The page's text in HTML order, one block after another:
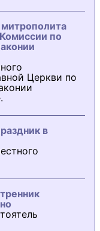
по
Церкви по
в